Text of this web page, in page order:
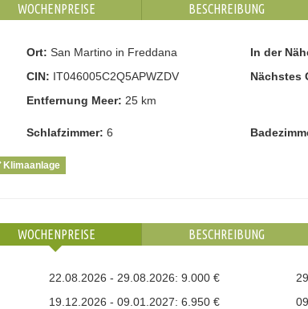
WOCHENPREISE BESCHREIBUNG
Ort: San Martino in Freddana In der
CIN: IT046005C2Q5APWZDV Nächstes
Entfernung Meer: 25 km
Schlafzimmer: 6
Klimaanlage
WOCHENPREISE BESCHREIBUNG
22.08.2026 - 29.08.2026: 9.000 €
19.12.2026 - 09.01.2027: 6.950 €